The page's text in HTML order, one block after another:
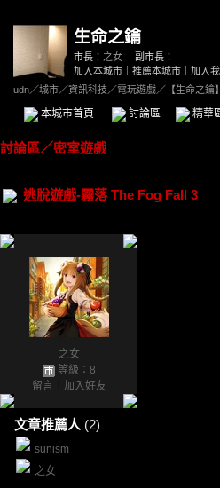
生命之鑰
市長： 之女
副市長：
加入本城市
推薦本城市 加入
udn／城市／資訊科技／電玩遊戲／ 【生命之鑰
本城市首頁 討論區 精華
討論區／密室遊戲
逃脫遊戲-霧落 The Fog Fall 3
之女
等級：8
留言
加入好友
文章推薦人 (2)
sunism
之女